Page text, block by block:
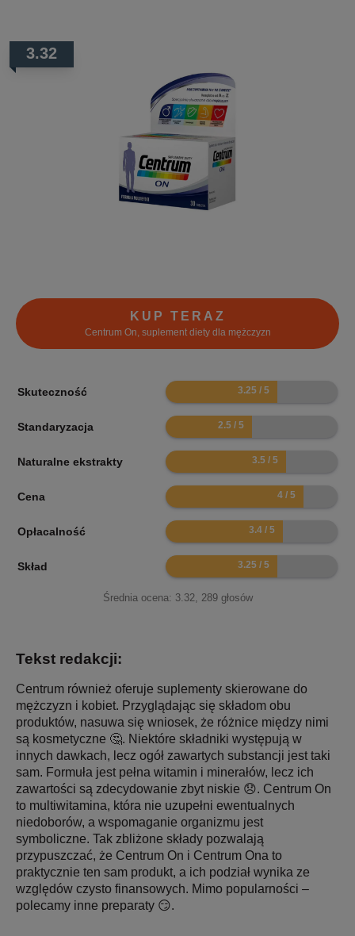
3.32
KUP TERAZ
Centrum On, suplement diety dla mężczyzn
Skuteczność 6.5
Standaryzacja 5
Naturalne ekstrakty 7
Cena 8
Opłacalność 6.8
Skład 6.5
Średnia ocena: 3.32, 289głosów
Tekst redakcji:
Centrum również oferuje suplementy skierowane do
mężczyzn i kobiet. Przyglądając się składom obu
produktów, nasuwa się wniosek, że różnice między nimi
są kosmetyczne 🤔. Niektóre składniki występują w
innych dawkach, lecz ogół zawartych substancji jest taki
sam. Formuła jest pełna witamin i minerałów, lecz ich
zawartości są zdecydowanie zbyt niskie 😞. Centrum On
to multiwitamina, która nie uzupełni ewentualnych
niedoborów, a wspomaganie organizmu jest
symboliczne. Tak zbliżone składy pozwalają
przypuszczać, że Centrum On i Centrum Ona to
praktycznie ten sam produkt, a ich podział wynika ze
względów czysto finansowych. Mimo popularności –
polecamy inne preparaty 😏.